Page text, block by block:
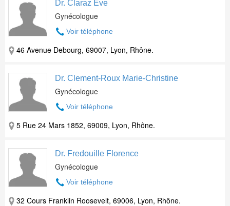
Dr. Claraz Eve
Gynécologue
Voir téléphone
46 Avenue Debourg, 69007, Lyon, Rhône.
Dr. Clement-Roux Marie-Christine
Gynécologue
Voir téléphone
5 Rue 24 Mars 1852, 69009, Lyon, Rhône.
Dr. Fredouille Florence
Gynécologue
Voir téléphone
32 Cours Franklin Roosevelt, 69006, Lyon, Rhône.